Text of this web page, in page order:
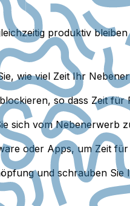
produktiv
wie viel Zeit Ihr
so dass Zeit für
sich vom Nebenerwerb
oder Apps, um Zeit
und schrauben Sie